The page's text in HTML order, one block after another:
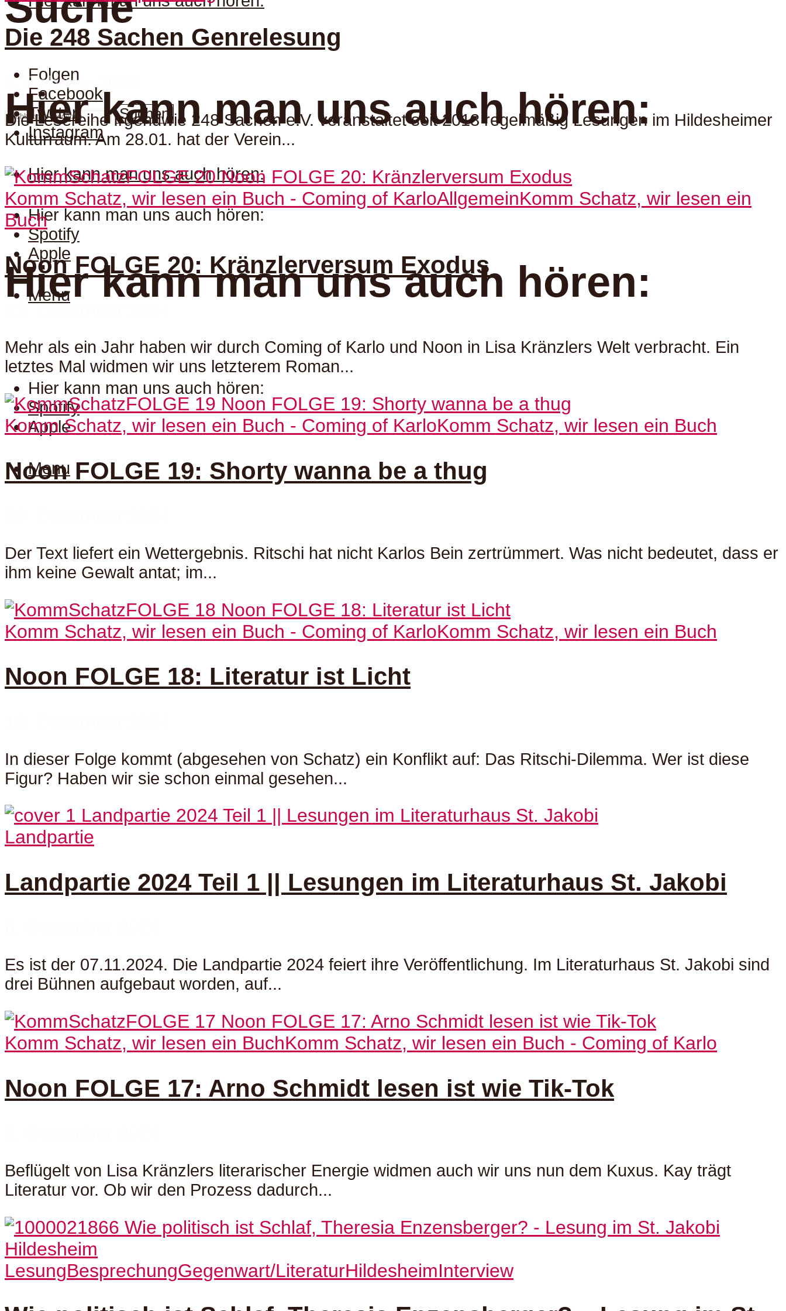
Suchen
Hier kann man uns auch hören:
Hier kann man uns auch hören:
Spotify
Apple
Menu
Folgen
Facebook
Twitter
Instagram
Hier kann man uns auch hören:
Hier kann man uns auch hören:
Hier kann man uns auch hören:
Spotify
Apple
Menu
Die 248 Sachen Genrelesung
8. Februar 2025
Die Lesereihe Irgendwie 248 Sachen e.V. veranstaltet seit 2018 regelmäßig Lesungen im Hildesheimer
Kulturraum. Am 28.01. hat der Verein...
Komm Schatz, wir lesen ein Buch - Coming of KarloAllgemeinKomm Schatz, wir lesen ein
Buch
Noon FOLGE 20: Kränzlerversum Exodus
23. Dezember 2024
Mehr als ein Jahr haben wir durch Coming of Karlo und Noon in Lisa Kränzlers Welt verbracht. Ein
letztes Mal widmen wir uns letzterem Roman...
Komm Schatz, wir lesen ein Buch - Coming of KarloKomm Schatz, wir lesen ein Buch
Noon FOLGE 19: Shorty wanna be a thug
Der Text liefert ein Wettergebnis. Ritschi hat nicht Karlos Bein zertrümmert. Was nicht bedeutet, dass er
ihm keine Gewalt antat; im...
Komm Schatz, wir lesen ein Buch - Coming of KarloKomm Schatz, wir lesen ein Buch
Noon FOLGE 18: Literatur ist Licht
In dieser Folge kommt (abgesehen von Schatz) ein Konflikt auf: Das Ritschi-Dilemma. Wer ist diese
Figur? Haben wir sie schon einmal gesehen...
Landpartie
Landpartie 2024 Teil 1 || Lesungen im Literaturhaus St. Jakobi
Es ist der 07.11.2024. Die Landpartie 2024 feiert ihre Veröffentlichung. Im Literaturhaus St. Jakobi sind
drei Bühnen aufgebaut worden, auf...
Komm Schatz, wir lesen ein BuchKomm Schatz, wir lesen ein Buch - Coming of Karlo
Noon FOLGE 17: Arno Schmidt lesen ist wie Tik-Tok
Beflügelt von Lisa Kränzlers literarischer Energie widmen auch wir uns nun dem Kuxus. Kay trägt
Literatur vor. Ob wir den Prozess dadurch...
LesungBesprechungGegenwart/LiteraturHildesheimInterview